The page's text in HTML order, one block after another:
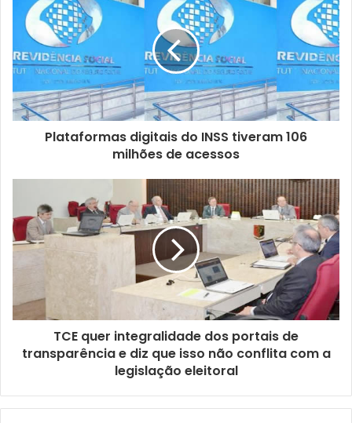
Plataformas digitais do INSS tiveram 106
milhões de acessos
TCE quer integralidade dos portais de
transparência e diz que isso não conflita com a
legislação eleitoral